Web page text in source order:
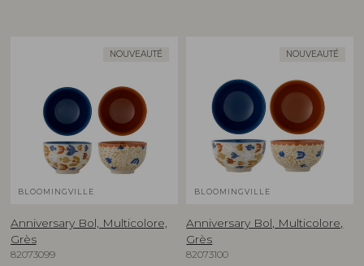
NOUVEAUTÉ
BLOOMINGVILLE
Anniversary Bol, Multicolore,
Grès
82073099
NOUVEAUTÉ
BLOOMINGVILLE
Anniversary Bol, Multicolore,
Grès
82073100